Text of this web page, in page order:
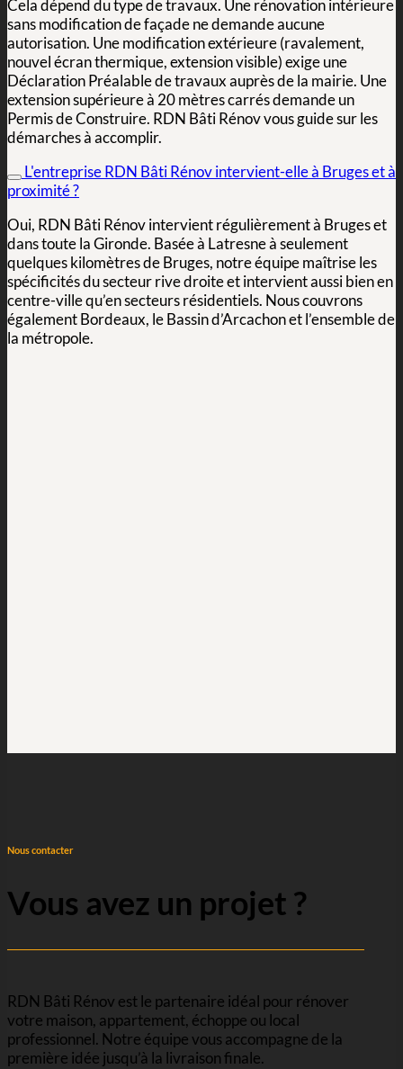
Cela dépend du type de travaux. Une rénovation intérieure
sans modification de façade ne demande aucune
autorisation. Une modification extérieure (ravalement,
nouvel écran thermique, extension visible) exige une
Déclaration Préalable de travaux auprès de la mairie. Une
extension supérieure à 20 mètres carrés demande un
Permis de Construire. RDN Bâti Rénov vous guide sur les
démarches à accomplir.
L'entreprise RDN Bâti Rénov intervient-elle à Bruges et à
proximité ?
Oui, RDN Bâti Rénov intervient régulièrement à Bruges et
dans toute la Gironde. Basée à Latresne à seulement
quelques kilomètres de Bruges, notre équipe maîtrise les
spécificités du secteur rive droite et intervient aussi bien en
centre-ville qu’en secteurs résidentiels. Nous couvrons
également Bordeaux, le Bassin d’Arcachon et l’ensemble de
la métropole.
Nous contacter
Vous avez un projet ?
RDN Bâti Rénov est le partenaire idéal pour rénover
votre maison, appartement, échoppe ou local
professionnel. Notre équipe vous accompagne de la
première idée jusqu’à la livraison finale.